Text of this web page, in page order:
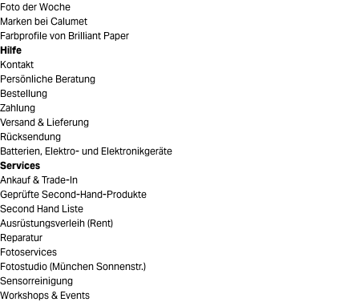
Foto der Woche
Marken bei Calumet
Farbprofile von Brilliant Paper
Hilfe
Kontakt
Persönliche Beratung
Bestellung
Zahlung
Versand & Lieferung
Rücksendung
Batterien, Elektro- und Elektronikgeräte
Services
Ankauf & Trade-In
Geprüfte Second-Hand-Produkte
Second Hand Liste
Ausrüstungsverleih (Rent)
Reparatur
Fotoservices
Fotostudio (München Sonnenstr.)
Sensorreinigung
Workshops & Events